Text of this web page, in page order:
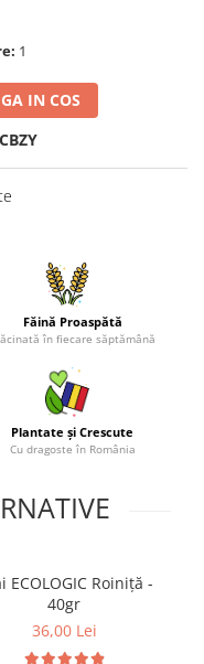
1
IN COS
Făină Proaspătă
în fiecare săptămână
Plantate și Crescute
Cu dragoste în România
ECOLOGIC Roiniță -
40gr
36,00 Lei